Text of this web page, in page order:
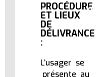
PROCÉDURE
ET LIEUX
DE
DÉLIVRANCE
:
L’usager se
présente au